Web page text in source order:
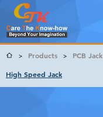
> Products > PCB Jack
High Speed Jack